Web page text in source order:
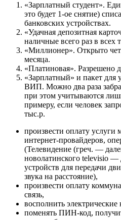
«Зарплатный студент».
это будет 1-ое снятие)
банковских устройствах.
«Удачная депозитная
наличные всего раз в всех
«Миллионер». Открыто
месяца.
«Платиновая». Разрешено
«Зарплатный» и пакет для
ВИП. Можно два раза
при этом учитываются
примеру, если человек
тыс.р.
произвести оплату услуги
интернет-провайдеров,
(Телевидение (греч. —
новолатинского televisio
устройств для передачи
звука на расстояние),
произвести оплату
связь,
восполнить электрические
поменять ПИН-код,